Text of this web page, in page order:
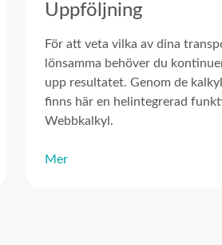
Uppföljning
För att veta vilka av dina
lönsamma behöver du
upp resultatet. Genom de
finns här en helintegrerad
Webbkalkyl.
Mer